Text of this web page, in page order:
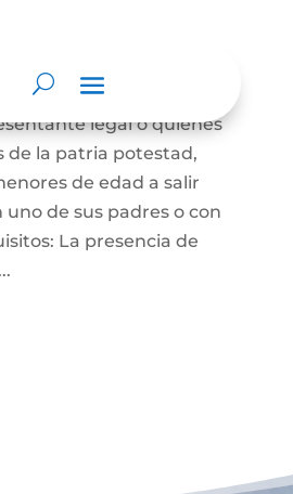
de país temporal
mediante el cual los
legal o quienes
de la patria potestad,
de edad a salir
uno de sus padres o con
La presencia de